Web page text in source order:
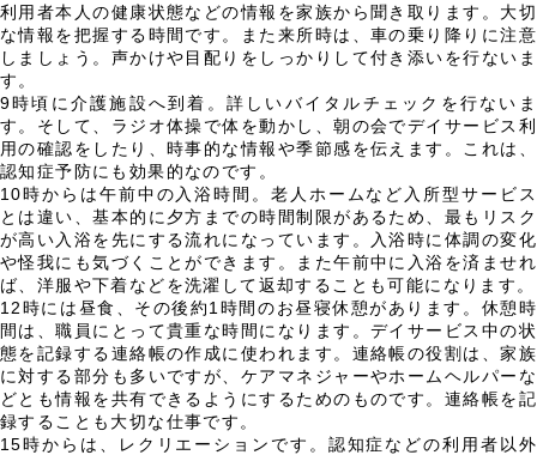
利用者本人の健康状態などの情報を家族から聞き取ります。大切
な情報を把握する時間です。また来所時は、車の乗り降りに注意
しましょう。声かけや目配りをしっかりして付き添いを行ないま
す。
9時頃に介護施設へ到着。詳しいバイタルチェックを行ないま
す。そして、ラジオ体操で体を動かし、朝の会でデイサービス利
用の確認をしたり、時事的な情報や季節感を伝えます。これは、
認知症予防にも効果的なのです。
10時からは午前中の入浴時間。老人ホームなど入所型サービス
とは違い、基本的に夕方までの時間制限があるため、最もリスク
が高い入浴を先にする流れになっています。入浴時に体調の変化
や怪我にも気づくことができます。また午前中に入浴を済ませれ
ば、洋服や下着などを洗濯して返却することも可能になります。
12時には昼食、その後約1時間のお昼寝休憩があります。休憩時
間は、職員にとって貴重な時間になります。デイサービス中の状
態を記録する連絡帳の作成に使われます。連絡帳の役割は、家族
に対する部分も多いですが、ケアマネジャーやホームヘルパーな
どとも情報を共有できるようにするためのものです。連絡帳を記
録することも大切な仕事です。
15時からは、レクリエーションです。認知症などの利用者以外